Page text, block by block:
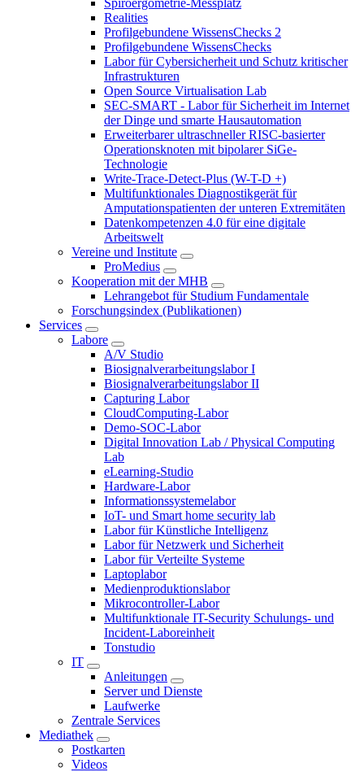
Spiroergometrie-Messplatz
Realities
Profilgebundene WissensChecks 2
Profilgebundene WissensChecks
Labor für Cybersicherheit und Schutz kritischer
Infrastrukturen
Open Source Virtualisation Lab
SEC-SMART - Labor für Sicherheit im Internet
der Dinge und smarte Hausautomation
Erweiterbarer ultraschneller RISC-basierter
Operationsknoten mit bipolarer SiGe-
Technologie
Write-Trace-Detect-Plus (W-T-D +)
Multifunktionales Diagnostikgerät für
Amputationspatienten der unteren Extremitäten
Datenkompetenzen 4.0 für eine digitale
Arbeitswelt
Vereine und Institute
ProMedius
Kooperation mit der MHB
Lehrangebot für Studium Fundamentale
Forschungsindex (Publikationen)
Services
Labore
A/V Studio
Biosignalverarbeitungslabor I
Biosignalverarbeitungslabor II
Capturing Labor
CloudComputing-Labor
Demo-SOC-Labor
Digital Innovation Lab / Physical Computing
Lab
eLearning-Studio
Hardware-Labor
Informationssystemelabor
IoT- und Smart home security lab
Labor für Künstliche Intelligenz
Labor für Netzwerk und Sicherheit
Labor für Verteilte Systeme
Laptoplabor
Medienproduktionslabor
Mikrocontroller-Labor
Multifunktionale IT-Security Schulungs- und
Incident-Laboreinheit
Tonstudio
IT
Anleitungen
Server und Dienste
Laufwerke
Zentrale Services
Mediathek
Postkarten
Videos